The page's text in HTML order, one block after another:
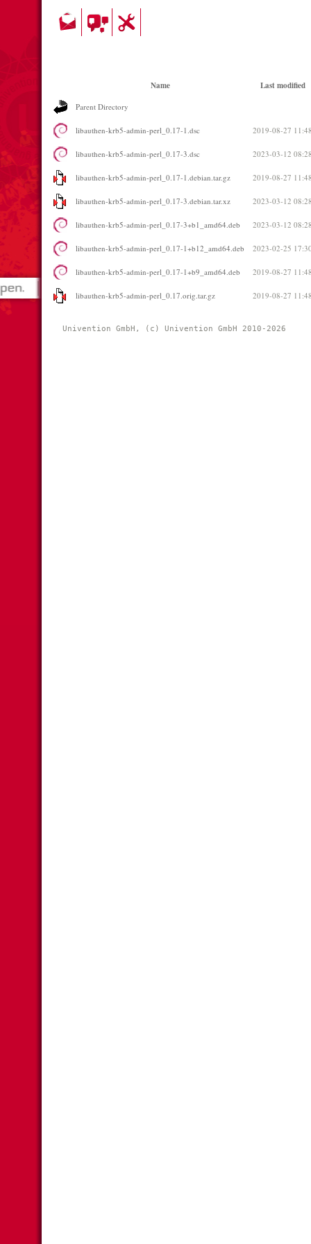
Name Last modified
Parent Directory
libauthen-krb5-admin-perl_0.17-1.dsc 2019-08-27
libauthen-krb5-admin-perl_0.17-3.dsc 2023-03-12
libauthen-krb5-admin-perl_0.17-1.debian.tar.gz 2019-08-27
libauthen-krb5-admin-perl_0.17-3.debian.tar.xz 2023-03-12
libauthen-krb5-admin-perl_0.17-3+b1_amd64.deb 2023-03-12
libauthen-krb5-admin-perl_0.17-1+b12_amd64.deb 2023-02-25
libauthen-krb5-admin-perl_0.17-1+b9_amd64.deb 2019-08-27
libauthen-krb5-admin-perl_0.17.orig.tar.gz 2019-08-27
Univention GmbH, (c) Univention GmbH 2010-2026